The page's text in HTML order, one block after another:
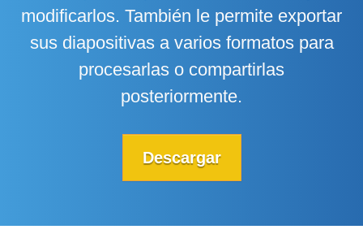
modificarlos. También le permite exportar
sus diapositivas a varios formatos para
procesarlas o compartirlas
posteriormente.
Descargar